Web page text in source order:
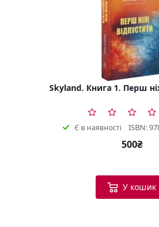
Skyland. Книга 1. Перш
Є в наявності ISBN:
500₴
У кошик